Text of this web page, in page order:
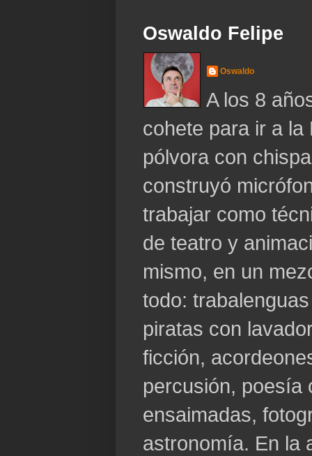
Oswaldo Felipe
Oswaldo
A los 8
cohete para ir a la
pólvora con
construyó
trabajar como
de teatro y
mismo, en un
todo:
piratas con
ficción,
percusión, poesía
ensaimadas,
astronomía. En la